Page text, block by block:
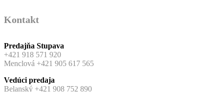
Kontakt
Predajňa Stupava
+421 918 571 920
Menclová +421 905 617 565
Vedúci predaja
Belanský +421 908 752 890